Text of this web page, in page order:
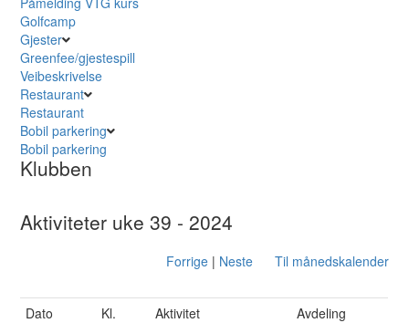
Golfcamp
Gjester
Greenfee/gjestespill
Veibeskrivelse
Restaurant
Restaurant
Bobil parkering
Bobil parkering
Klubben
Aktiviteter uke 39 - 2024
Forrige| Neste Til månedskalender
Dato Kl. Aktivitet
Avdeling